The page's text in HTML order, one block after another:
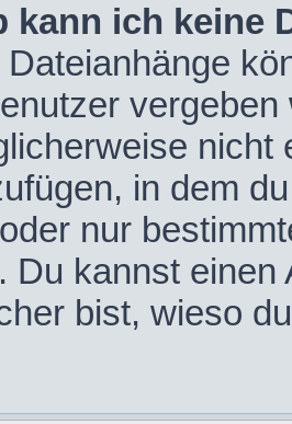
kann ich keine
nicht
in dem
nur
Du kannst
bist, wieso